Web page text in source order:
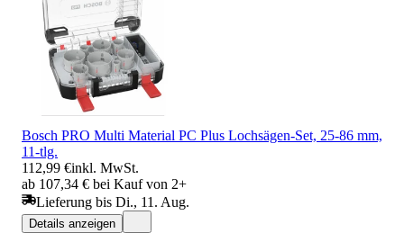
Bosch PRO Multi Material PC Plus Lochsägen-Set, 25-86 mm,
11-tlg.
112,99 €inkl. MwSt.
ab 107,34 € bei Kauf von 2+
Lieferung bis Di., 11. Aug.
Details anzeigen